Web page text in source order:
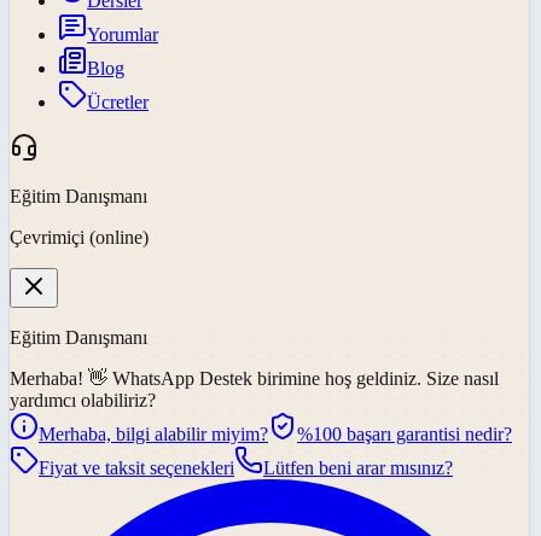
Yorumlar
Blog
Ücretler
Eğitim Danışmanı
Çevrimiçi (online)
Eğitim Danışmanı
Merhaba! 👋 WhatsApp Destek birimine hoş geldiniz. Size nasıl
yardımcı olabiliriz?
Merhaba, bilgi alabilir miyim?
%100 başarı garantisi nedir?
Fiyat ve taksit seçenekleri
Lütfen beni arar mısınız?